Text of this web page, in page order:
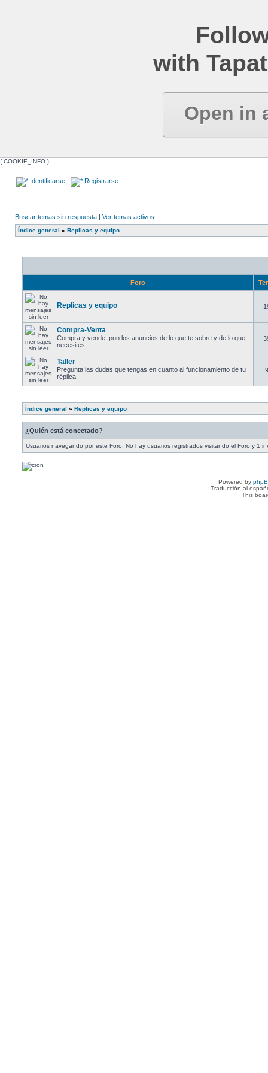
with
Open in
{ COOKIE_INFO }
Identificarse Registrarse
Buscar temas sin respuesta | Ver temas activos
Índice general » Replicas y equipo
Foro
Replicas y equipo
Compra-Venta
Compra y vende, pon los anuncios de lo que te sobre y de lo que
necesites
Taller
Pregunta las dudas que tengas en cuanto al funcionamiento de tu
réplica
Índice general » Replicas y equipo
¿Quién está conectado?
Usuarios navegando por este Foro: No hay usuarios registrados visitando el Foro y 1
Powered by
Traducción al
This